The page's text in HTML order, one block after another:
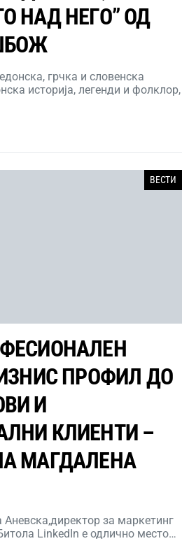
НАД НЕГО” ОД
грчка и словенска
историја, легенди и фолклор,
ВЕСТИ
ПРОФИЛ ДО
И
КЛИЕНТИ –
МАГДАЛЕНА
за маркетинг
LinkedIn е одлично место…